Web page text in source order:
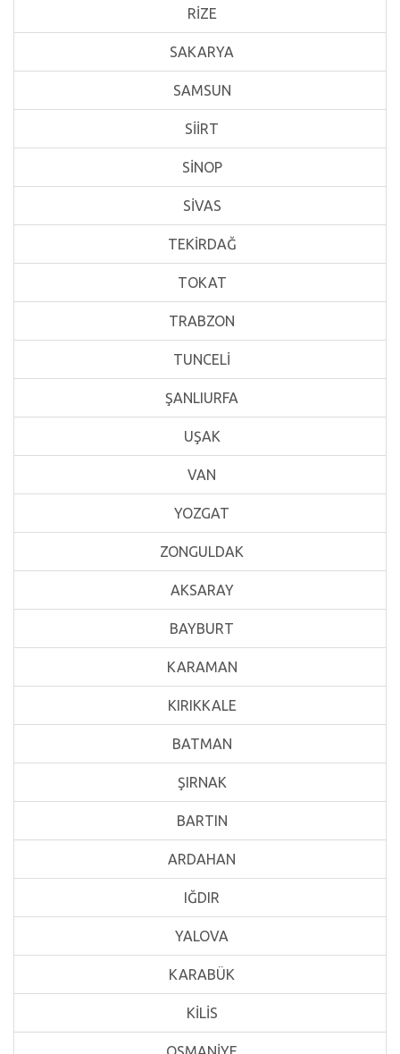
RİZE
SAKARYA
SAMSUN
SİİRT
SİNOP
SİVAS
TEKİRDAĞ
TOKAT
TRABZON
TUNCELİ
ŞANLIURFA
UŞAK
VAN
YOZGAT
ZONGULDAK
AKSARAY
BAYBURT
KARAMAN
KIRIKKALE
BATMAN
ŞIRNAK
BARTIN
ARDAHAN
IĞDIR
YALOVA
KARABÜK
KİLİS